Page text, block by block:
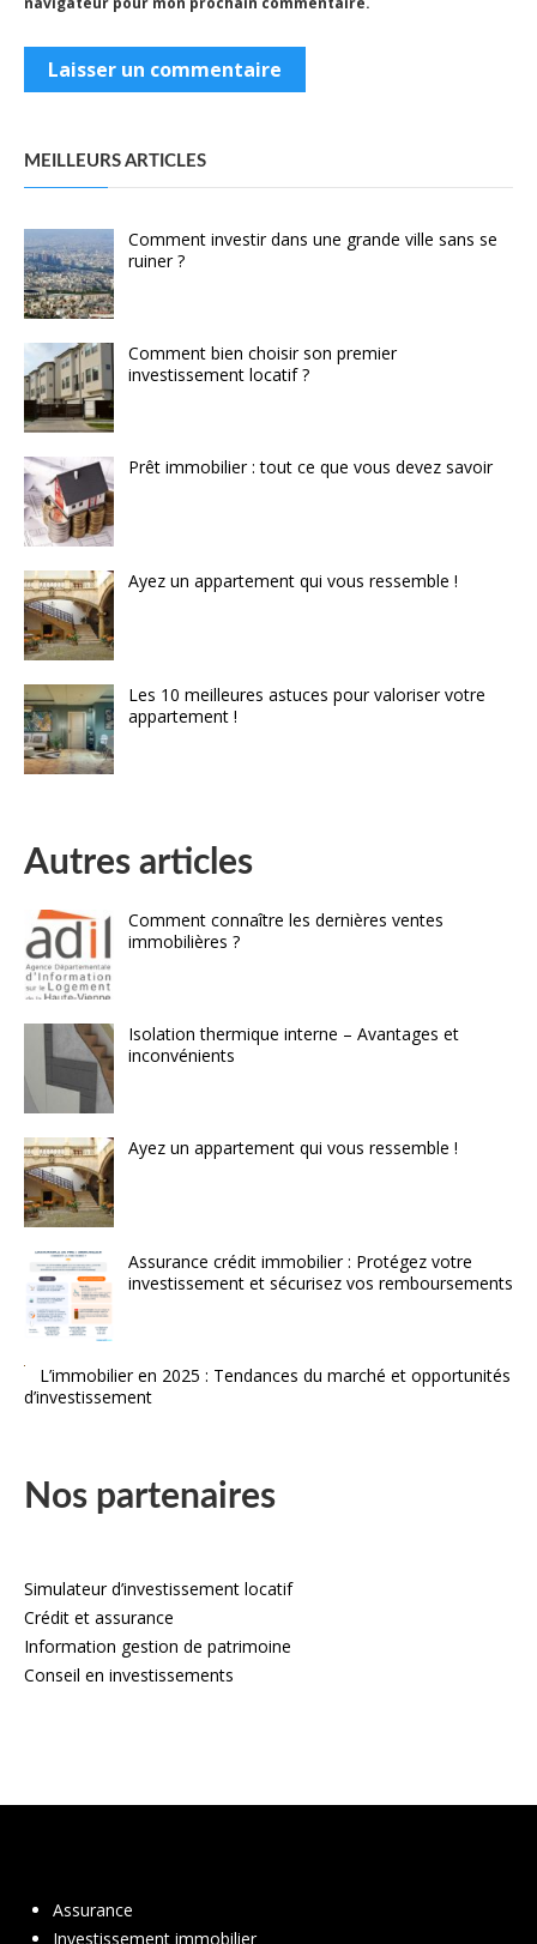
MEILLEURS ARTICLES
Comment investir dans une grande ville sans se
ruiner ?
Comment bien choisir son premier
investissement locatif ?
Prêt immobilier : tout ce que vous devez savoir
Ayez un appartement qui vous ressemble !
Les 10 meilleures astuces pour valoriser votre
appartement !
Autres articles
Comment connaître les dernières ventes
immobilières ?
Isolation thermique interne – Avantages et
inconvénients
Ayez un appartement qui vous ressemble !
Assurance crédit immobilier : Protégez votre
investissement et sécurisez vos remboursements
L’immobilier en 2025 : Tendances du marché et opportunités
d’investissement
Nos partenaires
Simulateur d’investissement locatif
Crédit et assurance
Information gestion de patrimoine
Conseil en investissements
Assurance
Investissement immobilier